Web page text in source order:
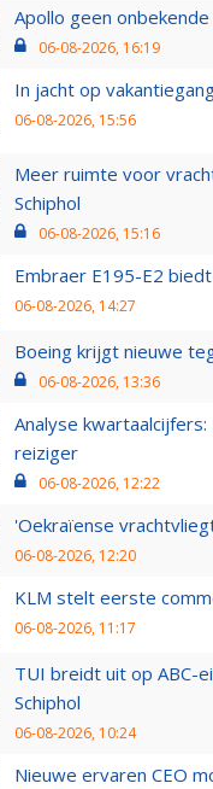
Apollo geen
06-08-2026, 16:19
In jacht op
06-08-2026, 15:56
Meer ruimte voor
Schiphol
06-08-2026, 15:16
Embraer E195-E2
06-08-2026, 14:27
Boeing krijgt nieuwe
06-08-2026, 13:36
Analyse
reiziger
06-08-2026, 12:22
'Oekraïense
06-08-2026, 12:20
KLM stelt eerste
06-08-2026, 11:17
TUI breidt uit op ABC-
Schiphol
06-08-2026, 10:24
Nieuwe ervaren CEO